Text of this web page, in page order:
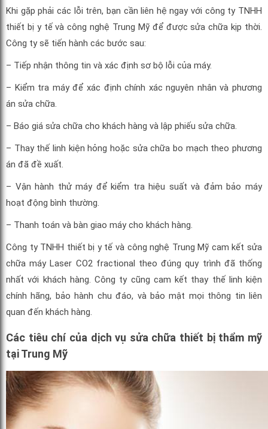
Khi gặp phải các lỗi trên, bạn cần liên hệ ngay với công ty TNHH
thiết bị y tế và công nghệ Trung Mỹ để được sửa chữa kịp thời.
Công ty sẽ tiến hành các bước sau:
– Tiếp nhận thông tin và xác định sơ bộ lỗi của máy.
– Kiểm tra máy để xác định chính xác nguyên nhân và phương
án sửa chữa.
– Báo giá sửa chữa cho khách hàng và lập phiếu sửa chữa.
– Thay thế linh kiện hỏng hoặc sửa chữa bo mạch theo phương
án đã đề xuất.
– Vận hành thử máy để kiểm tra hiệu suất và đảm bảo máy
hoạt động bình thường.
– Thanh toán và bàn giao máy cho khách hàng.
Công ty TNHH thiết bị y tế và công nghệ Trung Mỹ cam kết sửa
chữa máy Laser CO2 fractional theo đúng quy trình đã thống
nhất với khách hàng. Công ty cũng cam kết thay thế linh kiện
chính hãng, bảo hành chu đáo, và bảo mật mọi thông tin liên
quan đến khách hàng.
Các tiêu chí của dịch vụ sửa chữa thiết bị thẩm mỹ
tại Trung Mỹ